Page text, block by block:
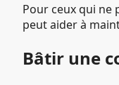
Pour ceux qui ne
peut aider à
Bâtir une